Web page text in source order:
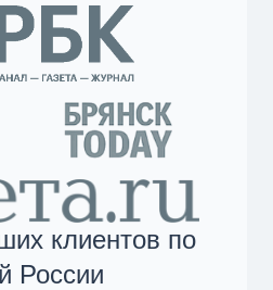
клиентов по
России